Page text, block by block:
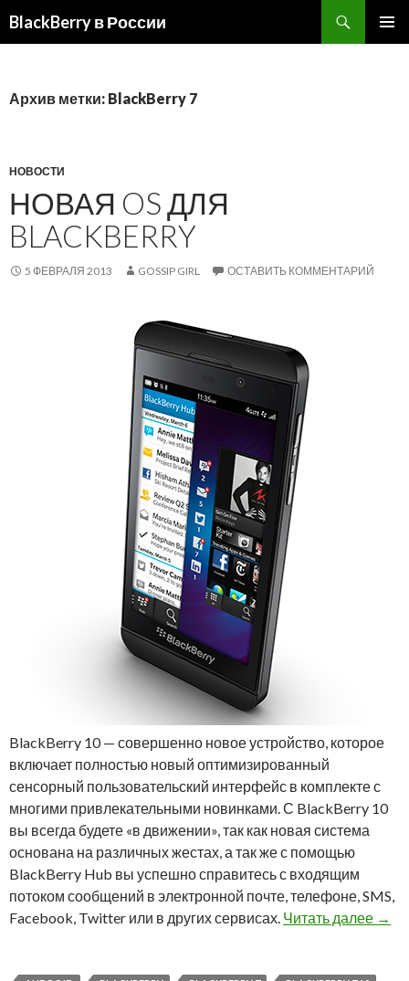
BlackBerry в России
Архив метки: BlackBerry 7
НОВОСТИ
НОВАЯ OS ДЛЯ
BLACKBERRY
5 ФЕВРАЛЯ 2013 GOSSIP GIRL ОСТАВИТЬ КОММЕНТАРИЙ
BlackBerry 10 — совершенно новое устройство, которое
включает полностью новый оптимизированный
сенсорный пользовательский интерфейс в комплекте с
многими привлекательными новинками. С BlackBerry 10
вы всегда будете «в движении», так как новая система
основана на различных жестах, а так же с помощью
BlackBerry Hub вы успешно справитесь с входящим
потоком сообщений в электронной почте, телефоне, SMS,
Facebook, Twitter или в других сервисах. Читать далее →